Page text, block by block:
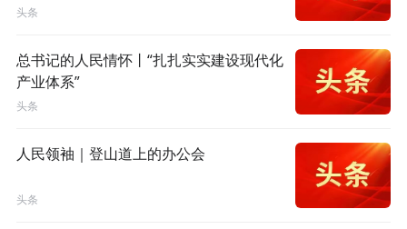
头条
总书记的人民情怀丨“扎扎实实建设现代化
产业体系”
头条
人民领袖｜登山道上的办公会
头条